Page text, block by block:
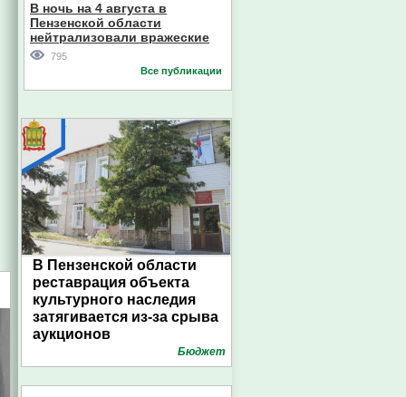
В ночь на 4 августа в
Пензенской области
нейтрализовали вражеские
дроны
795
Все публикации
В Пензенской области
реставрация объекта
культурного наследия
затягивается из-за срыва
аукционов
Бюджет